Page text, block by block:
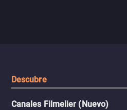
Descubre
Canales Filmelier (Nuevo)